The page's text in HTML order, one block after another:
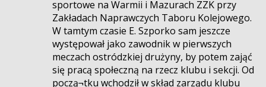
sportowe na Warmii i Mazurach ZZK przy
Zakładach Naprawczych Taboru Kolejowego.
W tamtym czasie E. Szporko sam jeszcze
występował jako zawodnik w pierwszych
meczach ostródzkiej drużyny, by potem zająć
się pracą społeczną na rzecz klubu i sekcji. Od
począ¬tku wchodził w skład zarządu klubu